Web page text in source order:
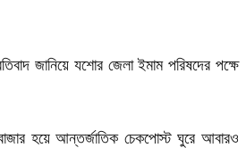
জানিয়ে যশোর জেলা ইমাম পরিষদের পক্ষে
হয়ে আন্তর্জাতিক চেকপোস্ট ঘুরে আবারও